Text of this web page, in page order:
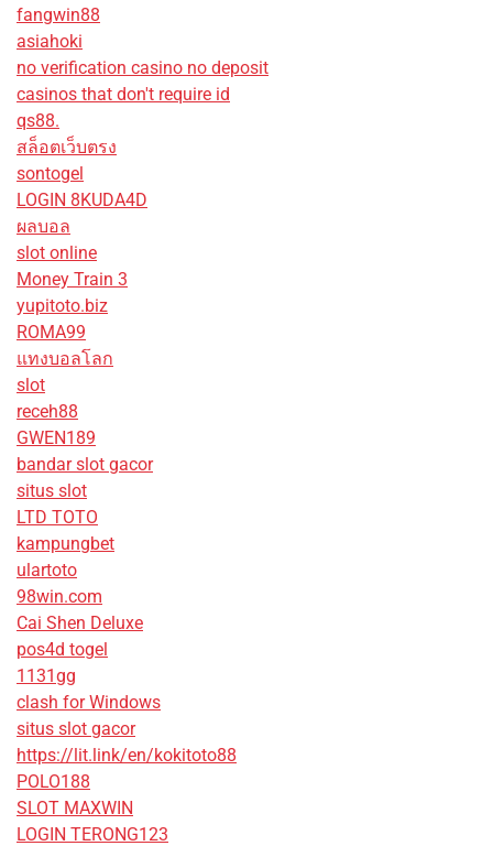
fangwin88
asiahoki
no verification casino no deposit
casinos that don't require id
qs88.
สล็อตเว็บตรง
sontogel
LOGIN 8KUDA4D
ผลบอล
slot online
Money Train 3
yupitoto.biz
ROMA99
แทงบอลโลก
slot
receh88
GWEN189
bandar slot gacor
situs slot
LTD TOTO
kampungbet
ulartoto
98win.com
Cai Shen Deluxe
pos4d togel
1131gg
clash for Windows
situs slot gacor
https://lit.link/en/kokitoto88
POLO188
SLOT MAXWIN
LOGIN TERONG123